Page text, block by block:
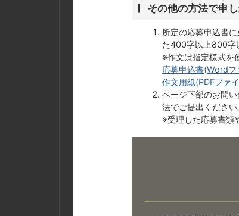
その他の方法で申
所定の応募申込書
た400字以上800字
※作文は指定様式を
応募申込書(Wordフ
作文用紙(PDFファ
ページ下部のお問
法でご提出ください
※受理した応募書類